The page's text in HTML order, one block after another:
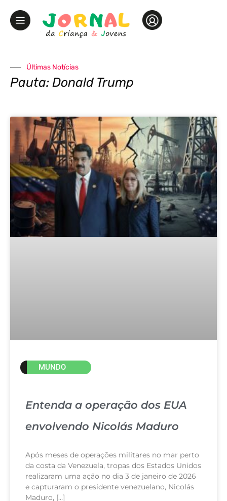
Últimas Notícias
Pauta: Donald Trump
MUNDO
Entenda a operação dos EUA
envolvendo Nicolás Maduro
Após meses de operações militares no mar perto
da costa da Venezuela, tropas dos Estados Unidos
realizaram uma ação no dia 3 de janeiro de 2026
e capturaram o presidente venezuelano, Nicolás
Maduro, […]